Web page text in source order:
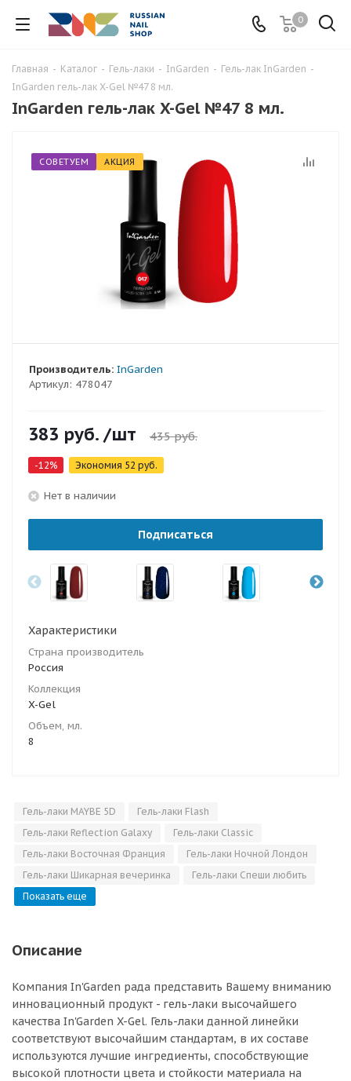
0
Главная - Каталог - Гель-лаки - InGarden - Гель-лак InGarden -
InGarden гель-лак X-Gel №47 8 мл.
InGarden гель-лак X-Gel №47 8 мл.
СОВЕТУЕМ АКЦИЯ
Артикул: 478047
Производитель: InGarden
383 руб. /шт 435руб.
-12% Экономия 52 руб.
Нет в наличии
Подписаться
Характеристики
Страна производитель
Россия
Коллекция
X-Gel
Объем, мл.
8
Гель-лаки MAYBE 5D
Гель-лаки Flash
Гель-лаки Reflection Galaxy
Гель-лаки Classic
Гель-лаки Восточная Франция
Гель-лаки Ночной Лондон
Гель-лаки Шикарная вечеринка
Гель-лаки Спеши любить
Показать еще
Описание
Компания In'Garden рада представить Вашему вниманию
инновационный продукт - гель-лаки высочайшего
качества In'Garden X-Gel. Гель-лаки данной линейки
соответствуют высочайшим стандартам, в их составе
используются лучшие ингредиенты, способствующие
высокой плотности цвета и стойкости материала на